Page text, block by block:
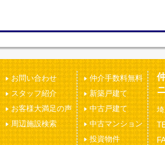
お問い合わせ
スタッフ紹介
お客様大満足の声
周辺施設検索
仲介手数料無料
新築戸建て
中古戸建て
中古マンション
投資物件